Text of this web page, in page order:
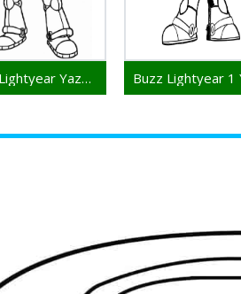
Buzz Lightyear Yazdırılabilir Çocuklar İçin